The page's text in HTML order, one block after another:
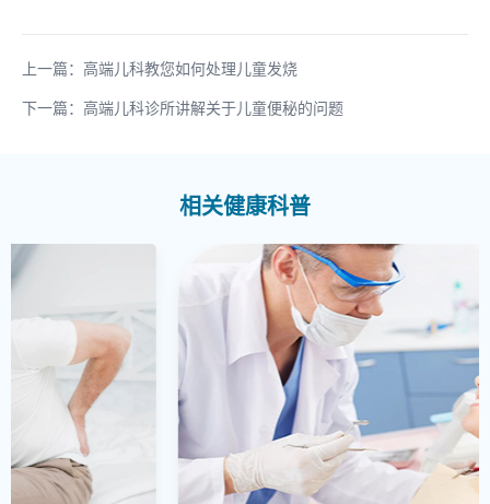
上一篇：高端儿科教您如何处理儿童发烧
下一篇：高端儿科诊所讲解关于儿童便秘的问题
相关健康科普